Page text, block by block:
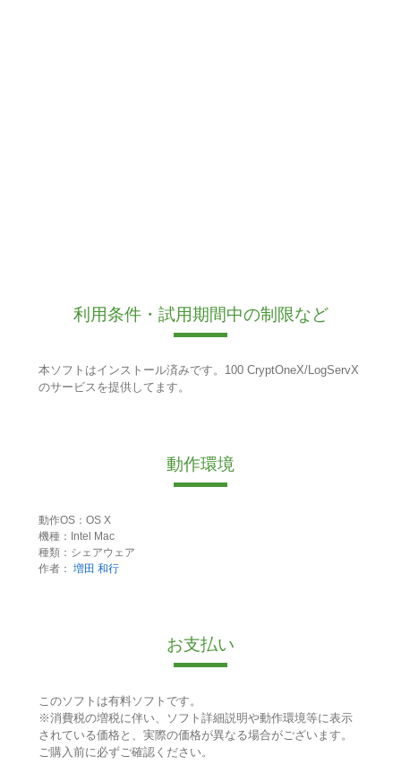
利用条件・試用期間中の制限など
本ソフトはインストール済みです。100 CryptOneX/LogServX
のサービスを提供してます。
動作環境
動作OS：OS X
機種：Intel Mac
種類：シェアウェア
作者： 増田 和行
お支払い
このソフトは有料ソフトです。
※消費税の増税に伴い、ソフト詳細説明や動作環境等に表示
されている価格と、実際の価格が異なる場合がございます。
ご購入前に必ずご確認ください。